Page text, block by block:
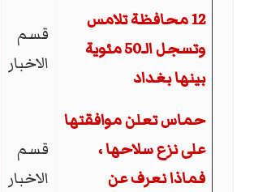
المقالات
12 محافظة تلامس
وتسجل الـ50 مئوية
بينها بغداد
قسم
الاخبار
حماس تعلن موافقتها
على نزع سلاحها ،
فماذا نعرف عن
قسم
الاخبار